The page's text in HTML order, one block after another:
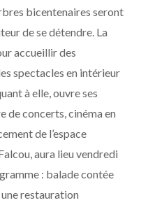
bicentenaires seront
de se détendre. La
accueillir des
spectacles en intérieur
à elle, ouvre ses
de concerts, cinéma en
de l’espace
aura lieu vendredi
: balade contée
restauration